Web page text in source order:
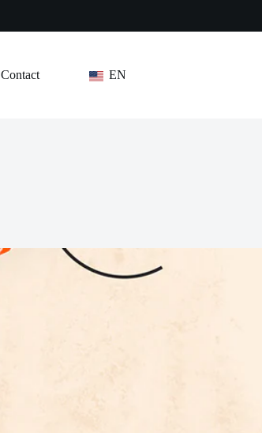
Contact EN